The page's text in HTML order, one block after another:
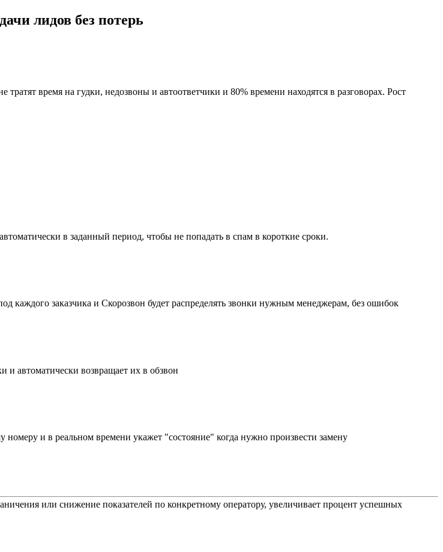
лидов без потерь
время на гудки, недозвоны и автоответчики и 80% времени находятся в разговорах. Рост
в заданный период, чтобы не попадать в спам в короткие сроки.
каждого заказчика и Скорозвон будет распределять звонки нужным менеджерам, без ошибок
автоматически возвращает их в обзвон
и в реальном времени укажет "состояние" когда нужно произвести замену
или снижение показателей по конкретному оператору, увеличивает процент успешных